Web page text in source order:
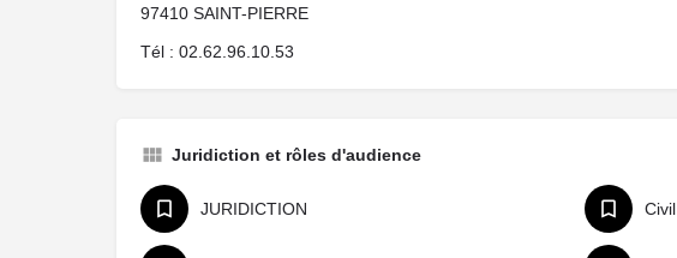
97410 SAINT-PIERRE
Tél : 02.62.96.10.53
Juridiction et rôles d'audience
JURIDICTION Civil